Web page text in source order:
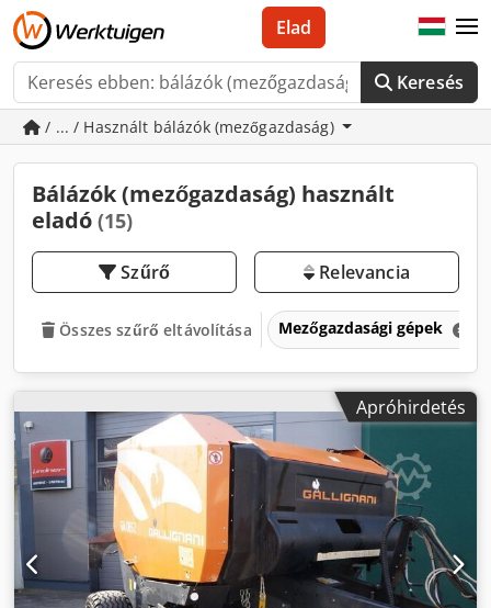
Keresés
Elad
/ ... / Használt bálázók (mezőgazdaság)
Bálázók (mezőgazdaság) használt
eladó (15)
Szűrő Relevancia
Összes szűrő eltávolítása Mezőgazdasági gépek
Apróhirdetés